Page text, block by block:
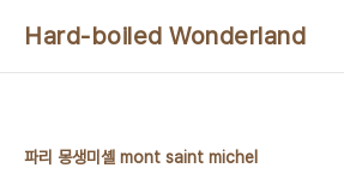
Hard-boiled Wonderland
파리 몽생미셸 mont saint michel